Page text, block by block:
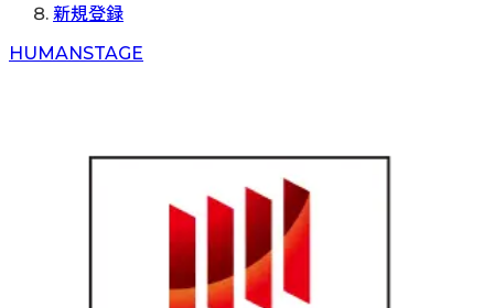
新規登録
HUMANSTAGE